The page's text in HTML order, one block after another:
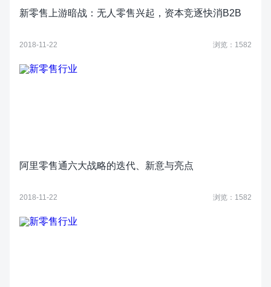
新零售上游暗战：无人零售兴起，资本竞逐快消B2B
2018-11-22 浏览：1582
阿里零售通六大战略的迭代、新意与亮点
2018-11-22 浏览：1582